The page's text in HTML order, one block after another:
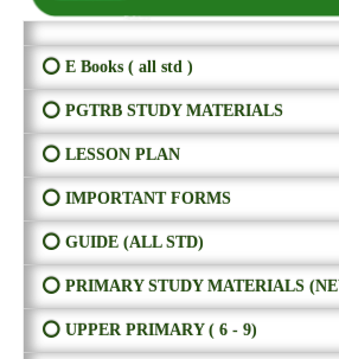
⭕ E Books ( all std )
⭕ PGTRB STUDY MATERIALS
⭕ LESSON PLAN
⭕ IMPORTANT FORMS
⭕ GUIDE (ALL STD)
⭕ PRIMARY STUDY MATERIALS
⭕ UPPER PRIMARY ( 6 - 9)